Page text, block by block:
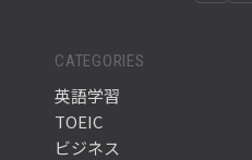
CATEGORIES
英語学習
TOEIC
ビジネス